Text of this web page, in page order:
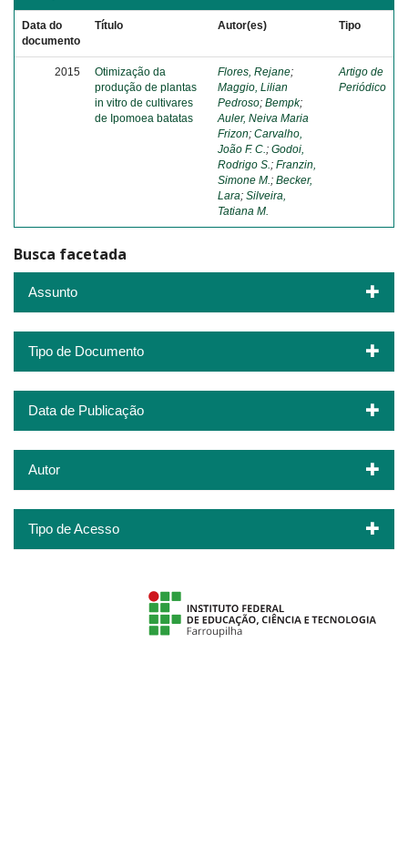
Data do
documento
Título Autor(es) Tipo
2015
Otimização da
produção de plantas
in vitro de cultivares
de Ipomoea batatas
Flores, Rejane;
Maggio, Lilian
Pedroso; Bempk;
Auler, Neiva Maria
Frizon; Carvalho,
João F. C.; Godoi,
Rodrigo S.; Franzin,
Simone M.; Becker,
Lara; Silveira,
Tatiana M.
Artigo de
Periódico
Busca facetada
Assunto
Tipo de Documento
Data de Publicação
Autor
Tipo de Acesso